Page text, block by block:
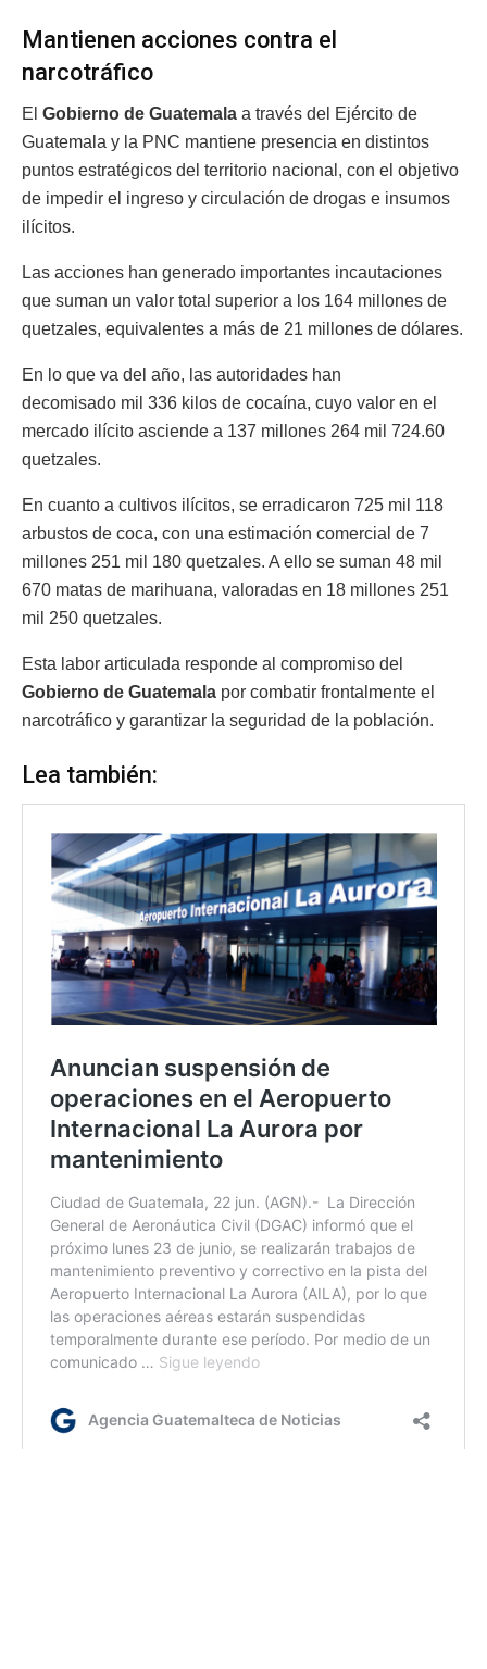
Mantienen acciones contra el
narcotráfico
El Gobierno de Guatemala a través del Ejército de
Guatemala y la PNC mantiene presencia en distintos
puntos estratégicos del territorio nacional, con el objetivo
de impedir el ingreso y circulación de drogas e insumos
ilícitos.
Las acciones han generado importantes incautaciones
que suman un valor total superior a los 164 millones de
quetzales, equivalentes a más de 21 millones de dólares.
En lo que va del año, las autoridades han
decomisado mil 336 kilos de cocaína, cuyo valor en el
mercado ilícito asciende a 137 millones 264 mil 724.60
quetzales.
En cuanto a cultivos ilícitos, se erradicaron 725 mil 118
arbustos de coca, con una estimación comercial de 7
millones 251 mil 180 quetzales. A ello se suman 48 mil
670 matas de marihuana, valoradas en 18 millones 251
mil 250 quetzales.
Esta labor articulada responde al compromiso del
Gobierno de Guatemala por combatir frontalmente el
narcotráfico y garantizar la seguridad de la población.
Lea también: